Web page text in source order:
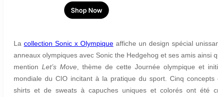
La collection Sonic x Olympique affiche un design spécial
anneaux olympiques avec Sonic the Hedgehog et ses amis ainsi
mention Let’s Move , thème de cette Journée olympique et
mondiale du CIO incitant à la pratique du sport. Cinq concepts
shirts et de sweats à capuches uniques et colorés ont été